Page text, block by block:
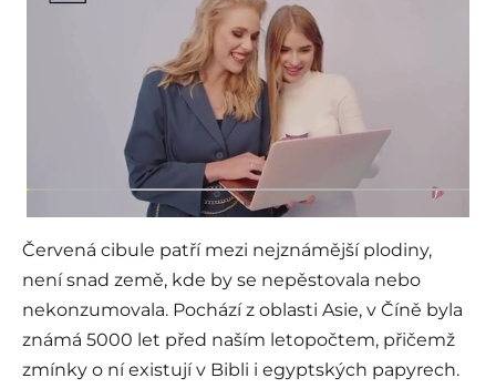
Červená cibule patří mezi nejznámější plodiny,
není snad země, kde by se nepěstovala nebo
nekonzumovala. Pochází z oblasti Asie, v Číně byla
známá 5000 let před naším letopočtem, přičemž
zmínky o ní existují v Bibli i egyptských papyrech.